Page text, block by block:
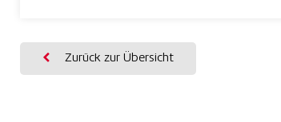
Zurück zur Übersicht